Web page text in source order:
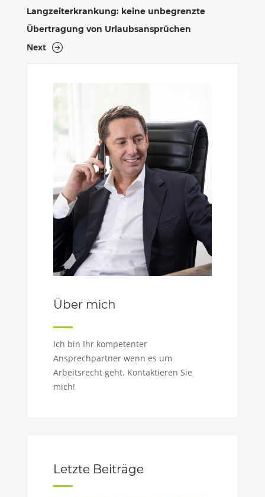
Langzeiterkrankung: keine unbegrenzte
Übertragung von Urlaubsansprüchen
Next
Über mich
Ich bin Ihr kompetenter
Ansprechpartner wenn es um
Arbeitsrecht geht. Kontaktieren Sie
mich!
Letzte Beiträge